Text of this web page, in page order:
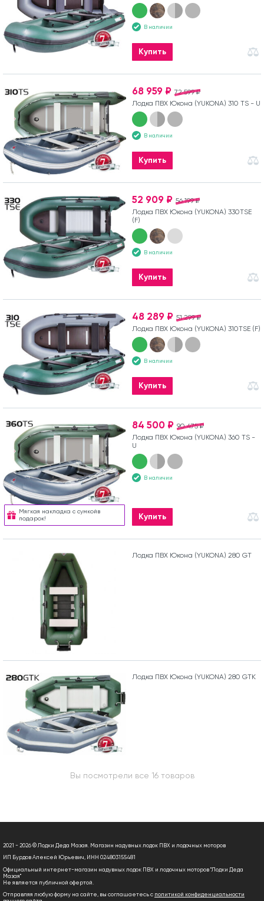
В наличии
Купить
72 599 ₽
68 959 ₽
Лодка ПВХ Юкона (YUKONA) 310 TS - U
В наличии
Купить
56 199 ₽
52 909 ₽
Лодка ПВХ Юкона (YUKONA) 330TSE
(F)
В наличии
Купить
51 299 ₽
48 289 ₽
Лодка ПВХ Юкона (YUKONA) 310TSE (F)
В наличии
Купить
Мягкая накладка с сумкойв
подарок!
90 475 ₽
84 500 ₽
Лодка ПВХ Юкона (YUKONA) 360 TS -
U
В наличии
Купить
Лодка ПВХ Юкона (YUKONA) 280 GT
Лодка ПВХ Юкона (YUKONA) 280 GTK
Вы посмотрели все 16 товаров
2021 - 2026 © Лодки Деда Мазая. Магазин надувных лодок ПВХ и лодочных моторов
ИП Бурдов Алексей Юрьевич, ИНН 024803155481
Официальный интернет-магазин надувных лодок ПВХ и лодочных моторов "Лодки Деда
Мазая"
Не является публичной офертой.
Отправляя любую форму на сайте, вы соглашаетесь с политикой конфиденциальности